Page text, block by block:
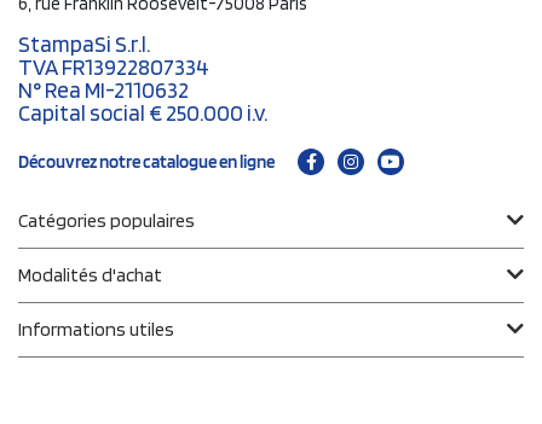
StampaSi S.r.l.
TVA FR13922807334
N° Rea MI-2110632
Capital social € 250.000 i.v.
Découvrez notre catalogue en ligne
Catégories populaires
Modalités d'achat
Informations utiles